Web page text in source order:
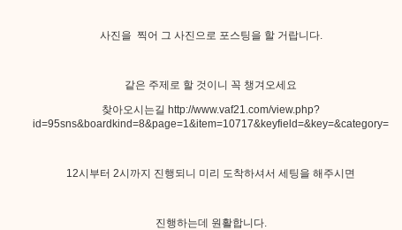
사진을 찍어 그 사진으로 포스팅을 할 거랍니다.
같은 주제로 할 것이니 꼭 챙겨오세요
찾아오시는길 http://www.vaf21.com/view.php?
id=95sns&boardkind=8&page=1&item=10717&keyfield=&key=&category=
12시부터 2시까지 진행되니 미리 도착하셔서 세팅을 해주시면
진행하는데 원활합니다.